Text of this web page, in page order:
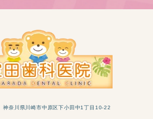
奈川県川崎市中原区下小田中1丁目10-22